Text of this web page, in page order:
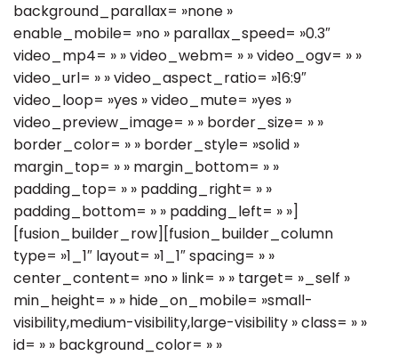
background_parallax= »none »
enable_mobile= »no » parallax_speed= »0.3″
video_mp4= » » video_webm= » » video_ogv= » »
video_url= » » video_aspect_ratio= »16:9″
video_loop= »yes » video_mute= »yes »
video_preview_image= » » border_size= » »
border_color= » » border_style= »solid »
margin_top= » » margin_bottom= » »
padding_top= » » padding_right= » »
padding_bottom= » » padding_left= » »]
[fusion_builder_row][fusion_builder_column
type= »1_1″ layout= »1_1″ spacing= » »
center_content= »no » link= » » target= »_self »
min_height= » » hide_on_mobile= »small-
visibility,medium-visibility,large-visibility » class= » »
id= » » background_color= » »